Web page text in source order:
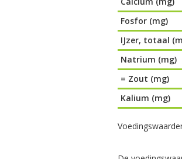
Fosfor (mg)
IJzer, totaal
Natrium (mg)
= Zout (mg)
Kalium (mg)